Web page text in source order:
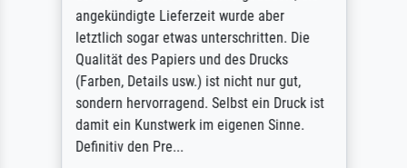
angekündigte Lieferzeit wurde aber
letztlich sogar etwas unterschritten. Die
Qualität des Papiers und des Drucks
(Farben, Details usw.) ist nicht nur gut,
sondern hervorragend. Selbst ein Druck ist
damit ein Kunstwerk im eigenen Sinne.
Definitiv den Pre...